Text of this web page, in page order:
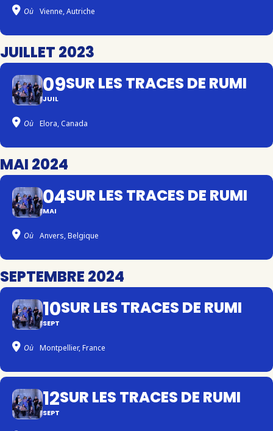
Où Vienne, Autriche
JUILLET 2023
09
JUIL
SUR LES TRACES DE RUMI
Où Elora, Canada
MAI 2024
04
MAI
SUR LES TRACES DE RUMI
Où Anvers, Belgique
SEPTEMBRE 2024
10
SEPT
SUR LES TRACES DE RUMI
Où Montpellier, France
12
SEPT
SUR LES TRACES DE RUMI